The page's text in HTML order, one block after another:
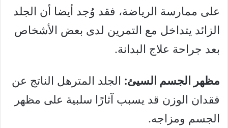
على ممارسة الرياضة، فقد وُجد أيضا أن الجلد
الزائد يتداخل مع التمرين لدى بعض الأشخاص
بعد جراحة علاج البدانة.
مظهر الجسم السيئ: الجلد المترهل الناتج عن
فقدان الوزن قد يسبب آثارًا سلبية على مظهر
الجسم ومزاجه.